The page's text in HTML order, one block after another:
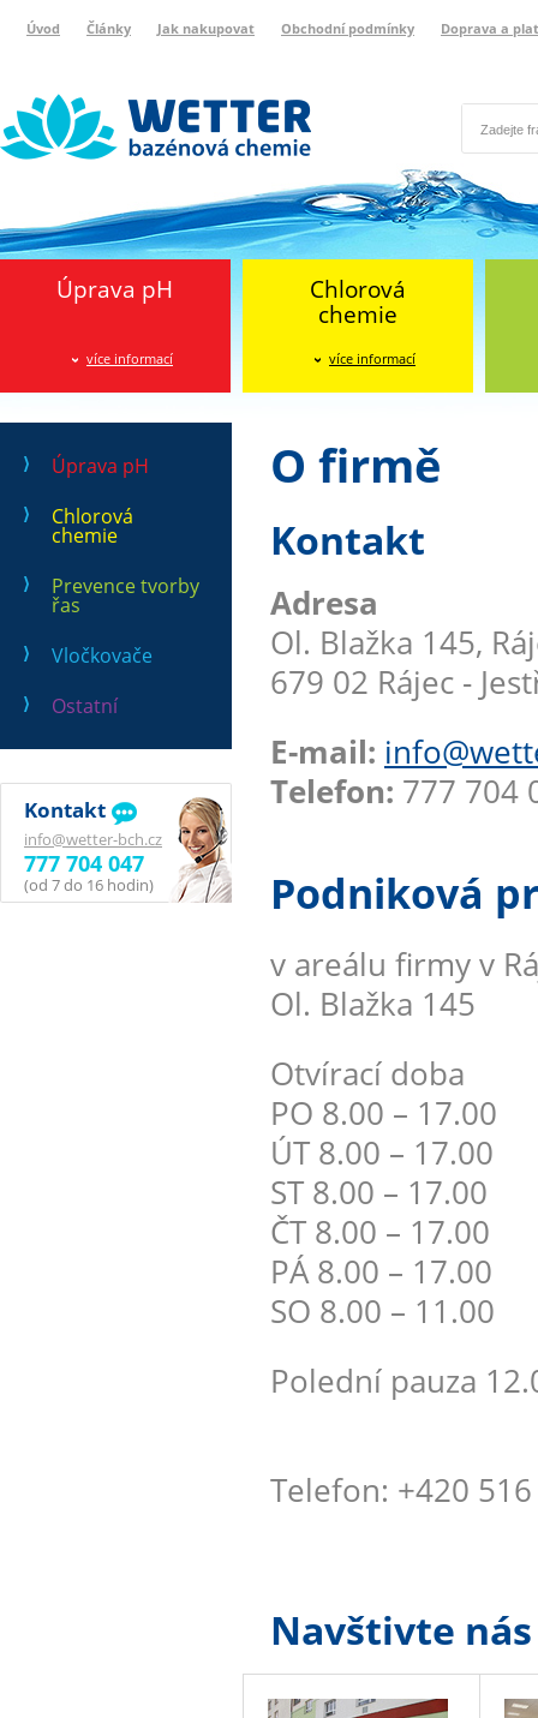
Úvod Články Jak nakupovat Obchodní podmínky Doprava a
Úprava pH
více informací
Chlorová
chemie
více informací
Úprava pH
Chlorová
chemie
Prevence tvorby
řas
Vločkovače
Ostatní
Kontakt
info@wetter-bch.cz
777 704 047
(od 7 do 16 hodin)
O firmě
Kontakt
Adresa
Ol. Blažka 145,
679 02 Rájec -
E-mail:
Telefon: 777 704
Podniková
v areálu firmy v
Ol. Blažka 145
Otvírací doba
PO 8.00 – 17.00
ÚT 8.00 – 17.00
ST 8.00 – 17.00
ČT 8.00 – 17.00
PÁ 8.00 – 17.00
SO 8.00 – 11.00
Polední pauza
Telefon: +420
Navštivte